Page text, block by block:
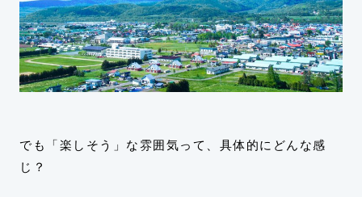
でも「楽しそう」な雰囲気って、具体的にどんな感
じ？